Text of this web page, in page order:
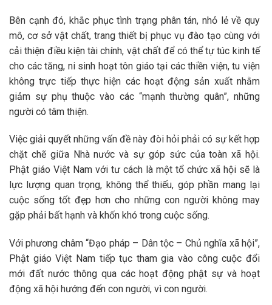
Bên cạnh đó, khắc phục tình trạng phân tán, nhỏ lẻ về quy
mô, cơ sở vật chất, trang thiết bị phục vụ đào tạo cùng với
cải thiện điều kiện tài chính, vật chất để có thể tự túc kinh tế
cho các tăng, ni sinh hoạt tôn giáo tại các thiền viện, tu viện
không trực tiếp thực hiện các hoạt động sản xuất nhằm
giảm sự phụ thuộc vào các “mạnh thường quân”, những
người có tâm thiện.
Việc giải quyết những vấn đề này đòi hỏi phải có sự kết hợp
chặt chẽ giữa Nhà nước và sự góp sức của toàn xã hội.
Phật giáo Việt Nam với tư cách là một tổ chức xã hội sẽ là
lực lượng quan trọng, không thể thiếu, góp phần mang lại
cuộc sống tốt đẹp hơn cho những con người không may
gặp phải bất hạnh và khốn khó trong cuộc sống.
Với phương châm “Đạo pháp – Dân tộc – Chủ nghĩa xã hội”,
Phật giáo Việt Nam tiếp tục tham gia vào công cuộc đổi
mới đất nước thông qua các hoạt động phật sự và hoạt
động xã hội hướng đến con người, vì con người.